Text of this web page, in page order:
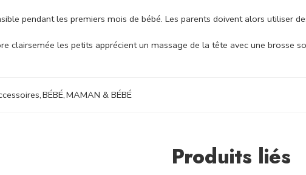
pendant les premiers mois de bébé. Les parents doivent alors utiliser
clairsemée les petits apprécient un massage de la tête avec une brosse
,BÉBÉ,MAMAN & BÉBÉ
Produits liés